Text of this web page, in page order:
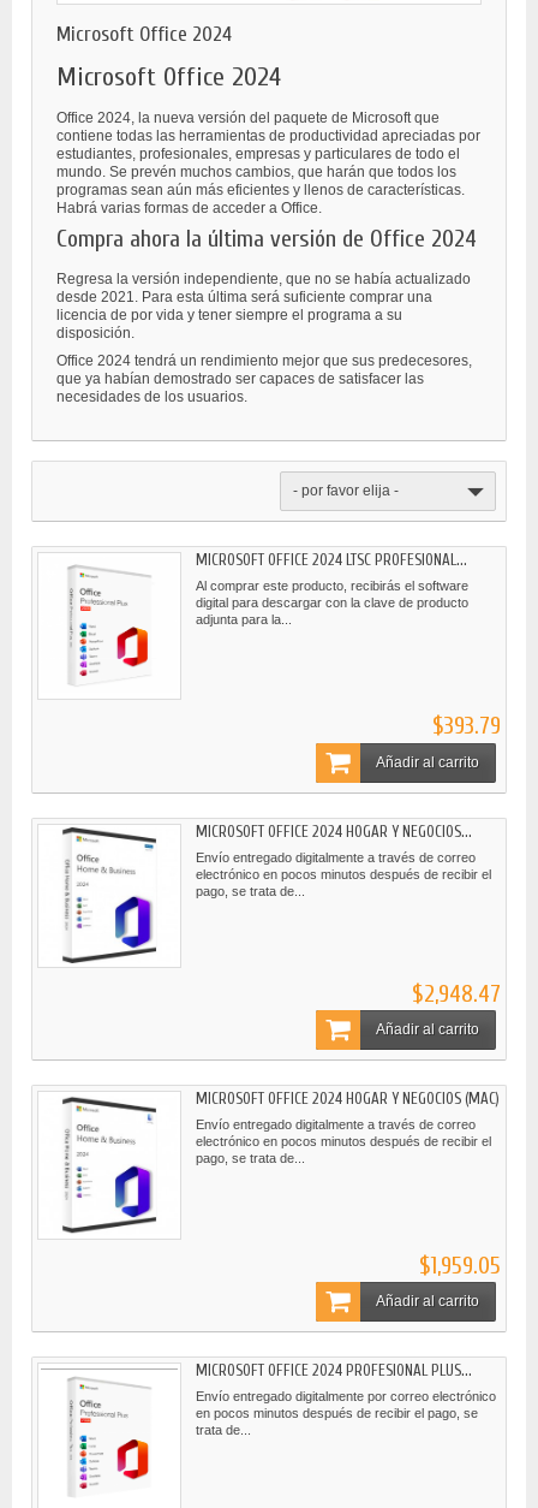
Microsoft Office 2024
Microsoft Office 2024
Office 2024, la nueva versión del paquete de Microsoft que
contiene todas las herramientas de productividad apreciadas por
estudiantes, profesionales, empresas y particulares de todo el
mundo. Se prevén muchos cambios, que harán que todos los
programas sean aún más eficientes y llenos de características.
Habrá varias formas de acceder a Office.
Compra ahora la última versión de Office 2024
Regresa la versión independiente, que no se había actualizado
desde 2021. Para esta última será suficiente comprar una
licencia de por vida y tener siempre el programa a su
disposición.
Office 2024 tendrá un rendimiento mejor que sus predecesores,
que ya habían demostrado ser capaces de satisfacer las
necesidades de los usuarios.
- por favor elija -
MICROSOFT OFFICE 2024 LTSC PROFESIONAL...
Al comprar este producto, recibirás el software
digital para descargar con la clave de producto
adjunta para la...
$393.79
Añadir al carrito
MICROSOFT OFFICE 2024 HOGAR Y NEGOCIOS...
Envío entregado digitalmente a través de correo
electrónico en pocos minutos después de recibir el
pago, se trata de...
$2,948.47
Añadir al carrito
MICROSOFT OFFICE 2024 HOGAR Y NEGOCIOS (MAC)
Envío entregado digitalmente a través de correo
electrónico en pocos minutos después de recibir el
pago, se trata de...
$1,959.05
Añadir al carrito
MICROSOFT OFFICE 2024 PROFESIONAL PLUS...
Envío entregado digitalmente por correo electrónico
en pocos minutos después de recibir el pago, se
trata de...